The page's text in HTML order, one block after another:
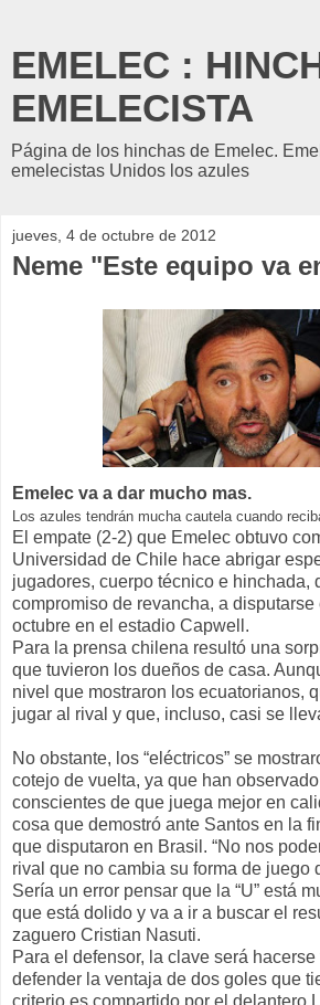
EMELEC :
EMELECISTA
Página de los hinchas de Emelec.
emelecistas Unidos los azules
jueves, 4 de octubre de 2012
Neme "Este equipo va
Emelec va a dar mucho mas.
Los azules tendrán mucha cautela cuando
El empate (2-2) que Emelec obtuvo
Universidad de Chile hace abrigar
jugadores, cuerpo técnico e hinchada,
compromiso de revancha, a
octubre en el estadio Capwell.
Para la prensa chilena resultó una
que tuvieron los dueños de casa.
nivel que mostraron los ecuatorianos,
jugar al rival y que, incluso, casi se
No obstante, los “eléctricos” se
cotejo de vuelta, ya que han
conscientes de que juega mejor en
cosa que demostró ante Santos en la
que disputaron en Brasil. “No nos
rival que no cambia su forma de juego
Sería un error pensar que la “U” está
que está dolido y va a ir a buscar el
zaguero Cristian Nasuti.
Para el defensor, la clave será
defender la ventaja de dos goles que
criterio es compartido por el delantero